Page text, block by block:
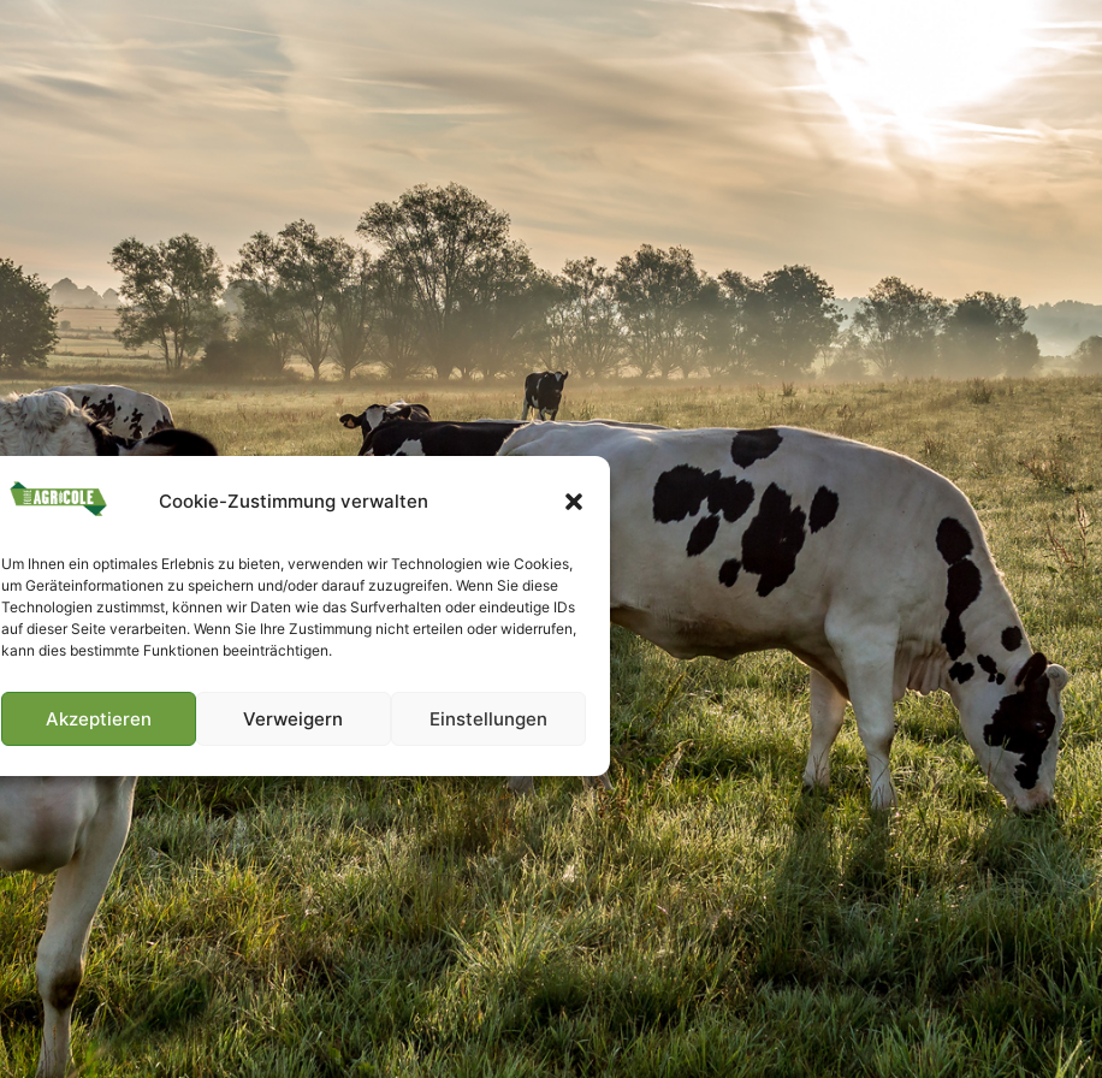
Cookie-Zustimmung verwalten
Um Ihnen ein optimales Erlebnis zu bieten, verwenden wir Technologien wie Cookies,
um Geräteinformationen zu speichern und/oder darauf zuzugreifen. Wenn Sie diese
Technologien zustimmst, können wir Daten wie das Surfverhalten oder eindeutige IDs
auf dieser Seite verarbeiten. Wenn Sie Ihre Zustimmung nicht erteilen oder widerrufen,
kann dies bestimmte Funktionen beeinträchtigen.
Akzeptieren Verweigern Einstellungen
Villmools Merci! Bis nächst Joer!